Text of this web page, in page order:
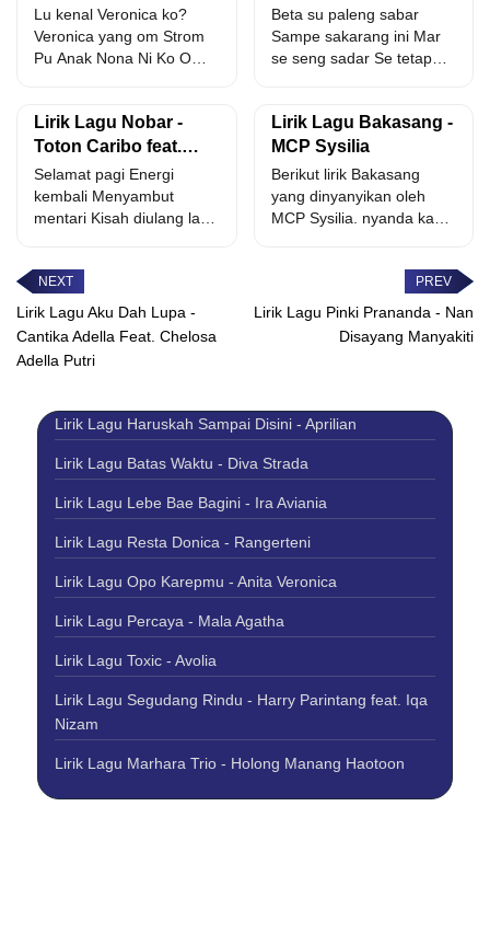
Veronica Ko
Lu kenal Veronica ko?
Veronica yang om Strom
Pu Anak Nona Ni Ko Om
Salamor
Beta su paleng sabar
Sampe sakarang ini Mar
se seng sadar Se tetap
Lirik Lagu Nobar -
Toton Caribo feat.
Asap Rio
Selamat pagi Energi
kembali Menyambut
mentari Kisah diulang lagi
Lirik Lagu Bakasang -
MCP Sysilia
Berikut lirik Bakasang
yang dinyanyikan oleh
MCP Sysilia. nyanda kanal
Lirik Lagu Aku Dah Lupa -
Cantika Adella Feat. Chelosa
Adella Putri
Lirik Lagu Pinki Prananda - Nan
Disayang Manyakiti
Lirik Lagu Haruskah Sampai Disini - Aprilian
Lirik Lagu Batas Waktu - Diva Strada
Lirik Lagu Lebe Bae Bagini - Ira Aviania
Lirik Lagu Resta Donica - Rangerteni
Lirik Lagu Opo Karepmu - Anita Veronica
Lirik Lagu Percaya - Mala Agatha
Lirik Lagu Toxic - Avolia
Lirik Lagu Segudang Rindu - Harry Parintang feat. Iqa
Nizam
Lirik Lagu Marhara Trio - Holong Manang Haotoon